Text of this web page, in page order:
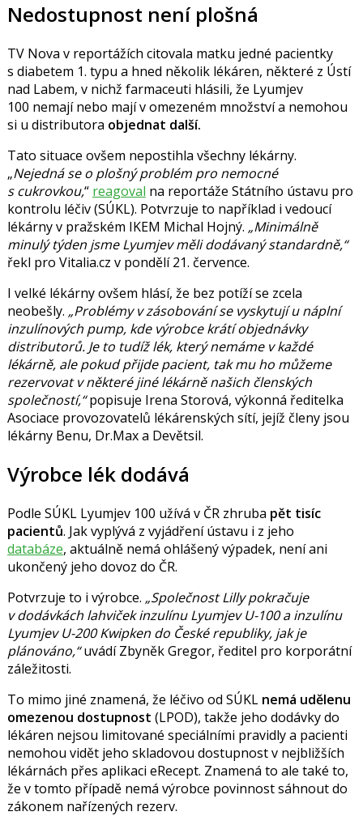
Nedostupnost není plošná
TV Nova v reportážích citovala matku jedné pacientky
s diabetem 1. typu a hned několik lékáren, některé z Ústí
nad Labem, v nichž farmaceuti hlásili, že Lyumjev
100 nemají nebo mají v omezeném množství a nemohou
si u distributora objednat další.
Tato situace ovšem nepostihla všechny lékárny.
Nejedná se o plošný problém pro nemocné
s cukrovkou, reagoval na reportáže Státního ústavu pro
kontrolu léčiv (SÚKL). Potvrzuje to například i vedoucí
lékárny v pražském IKEM Michal Hojný. Minimálně
minulý týden jsme Lyumjev měli dodávaný standardně,
řekl pro Vitalia.cz v pondělí 21. července.
I velké lékárny ovšem hlásí, že bez potíží se zcela
neobešly. Problémy v zásobování se vyskytují u náplní
inzulínových pump, kde výrobce krátí objednávky
distributorů. Je to tudíž lék, který nemáme v každé
lékárně, ale pokud přijde pacient, tak mu ho můžeme
rezervovat v některé jiné lékárně našich členských
společností, popisuje Irena Storová, výkonná ředitelka
Asociace provozovatelů lékárenských sítí, jejíž členy jsou
lékárny Benu, Dr.Max a Devětsil.
Výrobce lék dodává
Podle SÚKL Lyumjev 100 užívá v ČR zhruba pět tisíc
pacientů. Jak vyplývá z vyjádření ústavu i z jeho
databáze, aktuálně nemá ohlášený výpadek, není ani
ukončený jeho dovoz do ČR.
Potvrzuje to i výrobce. Společnost Lilly pokračuje
v dodávkách lahviček inzulínu Lyumjev U-100 a inzulínu
Lyumjev U-200 Kwipken do České republiky, jak je
plánováno, uvádíZbyněk Gregor, ředitel pro korporátní
záležitosti.
To mimo jiné znamená, že léčivo od SÚKL nemá udělenu
omezenou dostupnost (LPOD), takže jeho dodávky do
lékáren nejsou limitované speciálními pravidly a pacienti
nemohou vidět jeho skladovou dostupnost v nejbližších
lékárnách přes aplikaci eRecept. Znamená to ale také to,
že v tomto případě nemá výrobce povinnost sáhnout do
zákonem nařízených rezerv.